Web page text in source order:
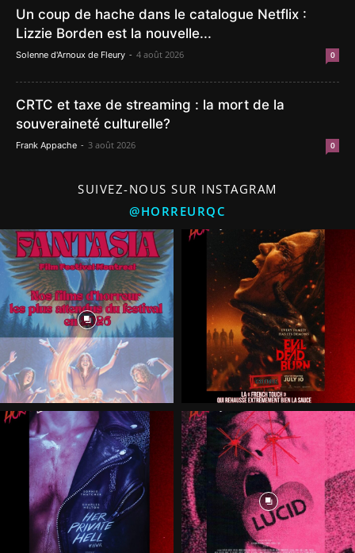
Un coup de hache dans le catalogue Netflix :
Lizzie Borden est la nouvelle...
Solenne d'Arnoux de Fleury - 4 août 2026 0
CRTC et taxe de streaming : la mort de la
souveraineté culturelle?
Frank Appache - 3 août 2026 0
SUIVEZ-NOUS SUR INSTAGRAM
@HORREURQC